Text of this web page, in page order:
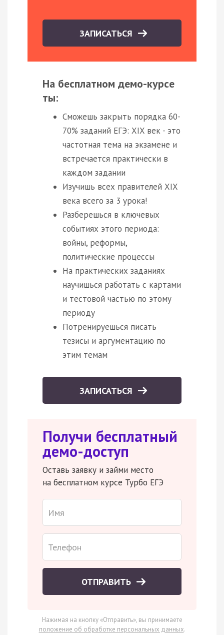
ЗАПИСАТЬСЯ
На бесплатном демо-курсе
ты:
Сможешь закрыть порядка 60-
70% заданий ЕГЭ: XIX век - это
частотная тема на экзамене и
встречается практически в
каждом задании
Изучишь всех правителей XIX
века всего за 3 урока!
Разберешься в ключевых
событиях этого периода:
войны, реформы,
политические процессы
На практических заданиях
научишься работать с картами
и тестовой частью по этому
периоду
Потренируешься писать
тезисы и аргументацию по
этим темам
ЗАПИСАТЬСЯ
Получи бесплатный
демо-доступ
Оставь заявку и займи место
на бесплатном курсе Турбо ЕГЭ
ОТПРАВИТЬ
Нажимая на кнопку «Отправить», вы принимаете
положение об обработке персональных данных.